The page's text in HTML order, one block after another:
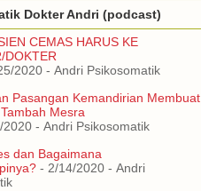
Dokter Andri (podcast)
CEMAS HARUS KE
DOKTER
2020 - Andri Psikosomatik
Pasangan Kemandirian Membuat
Mesra
2020 - Andri Psikosomatik
dan Bagaimana
- 2/14/2020 - Andri